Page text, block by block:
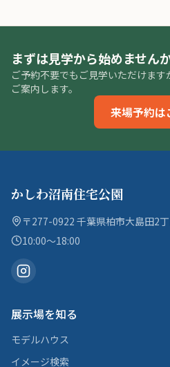
まずは見学から始めません
ご予約不要でもご見学いただけま
ご案内します。
来場予約は
かしわ沼南住宅公園
〒277-0922 千葉県柏市大島田2
10:00〜18:00
展示場を知る
モデルハウス
イメージ検索